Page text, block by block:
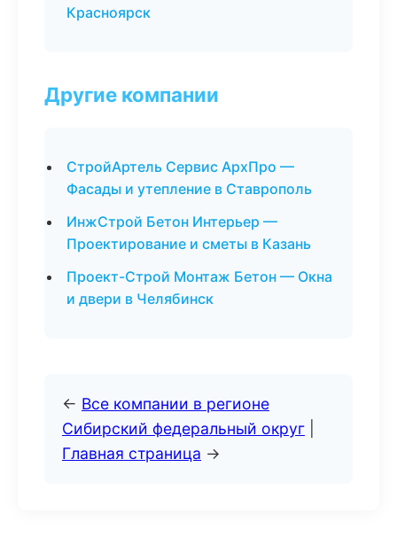
Красноярск
Другие компании
СтройАртель Сервис АрхПро —
Фасады и утепление в Ставрополь
ИнжСтрой Бетон Интерьер —
Проектирование и сметы в Казань
Проект-Строй Монтаж Бетон — Окна
и двери в Челябинск
← Все компании в регионе
Сибирский федеральный округ
Главная страница →